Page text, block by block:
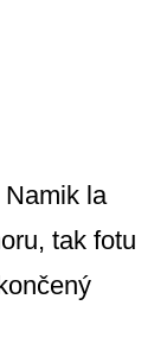
la
tak fotu